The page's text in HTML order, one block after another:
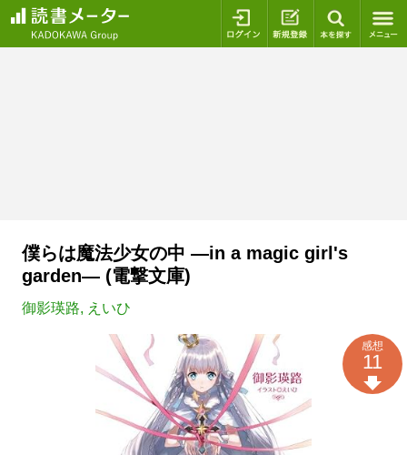
ログイン 新規登録
僕らは魔法少女の中 ―in a magic girl's
garden― (電撃文庫)
御影瑛路, えいひ
感想
11